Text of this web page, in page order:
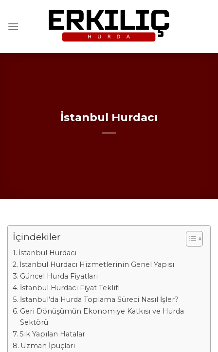
İstanbul Hurdacı
İçindekiler
İstanbul Hurdacı
İstanbul Hurdacı Hizmetlerinin Genel Yapısı
Güncel Hurda Fiyatları
İstanbul Hurdacı Fiyat Teklifi
İstanbul’da Hurda Toplama Süreci Nasıl İşler?
Geri Dönüşümün Ekonomiye Katkısı ve Hurda
Sektörü
Sık Yapılan Hatalar
Uzman İpuçları